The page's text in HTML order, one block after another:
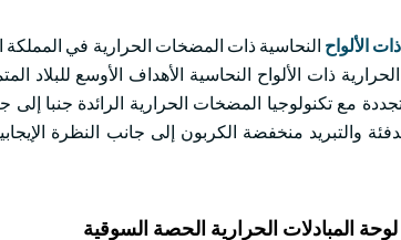
الألواح النحاسية ذات المضخات الحرارية في المملكة
ذات الألواح النحاسية الأهداف الأوسع للبلاد
مع تكنولوجيا المضخات الحرارية الرائدة جنبا
والتبريد منخفضة الكربون إلى جانب النظرة
المبادلات الحرارية الحصة السوقية